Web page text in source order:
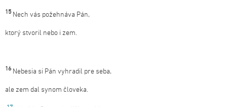
15 Nech vás požehnáva Pán,
ktorý stvoril nebo i zem.
16 Nebesia si Pán vyhradil pre seba,
ale zem dal synom človeka.